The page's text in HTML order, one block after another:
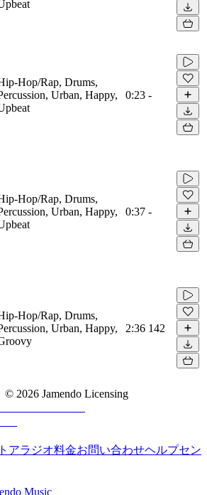
Hop/Rap, Drums,
Urban, Happy,
0:23 -
Hop/Rap, Drums,
Urban, Happy,
0:37 -
Hop/Rap, Drums,
Urban, Happy,
2:36 142
© 2026 Jamendo Licensing
アラジオ料金お問い合わせヘルプセン
Music